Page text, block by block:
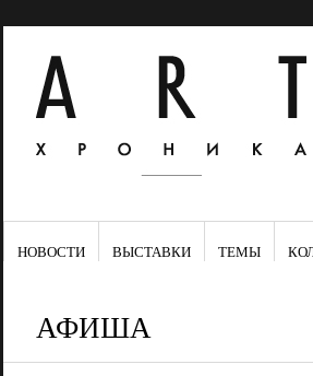
НОВОСТИ ВЫСТАВКИ ТЕМЫ
АФИША